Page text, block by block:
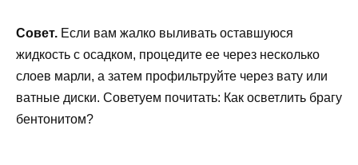
Совет. Если вам жалко выливать оставшуюся
жидкость с осадком, процедите ее через несколько
слоев марли, а затем профильтруйте через вату или
ватные диски. Советуем почитать: Как осветлить брагу
бентонитом?